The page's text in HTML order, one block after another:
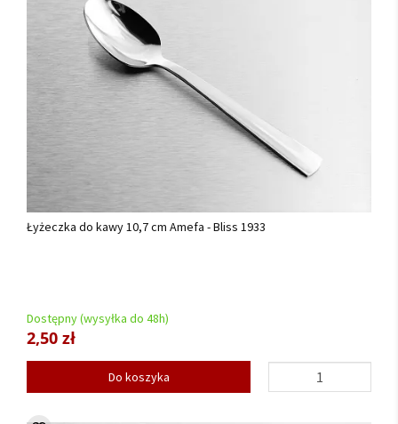
Łyżeczka do kawy 10,7 cm Amefa - Bliss 1933
Dostępny (wysyłka do 48h)
2,50 zł
Do koszyka